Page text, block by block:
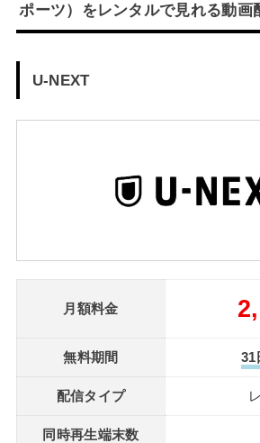
ポーツ）をレンタルで見れる動画
U-NEXT
月額料金
無料期間 31
配信タイプ
同時再生端末数